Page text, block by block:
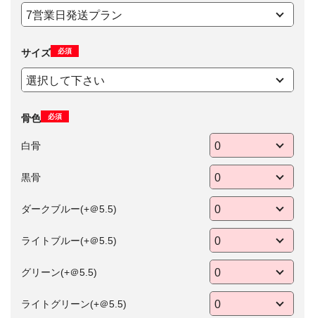
サイズ 必須
骨色 必須
白骨
黒骨
ダークブルー(+＠5.5)
ライトブルー(+＠5.5)
グリーン(+＠5.5)
ライトグリーン(+＠5.5)